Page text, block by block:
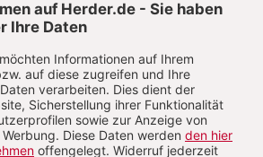
sakramentalen Komplex
heraus
Unbestimmte
Jürgen Habermas und
entzünden sich entscheidende
Schließlich geht es letztlich um